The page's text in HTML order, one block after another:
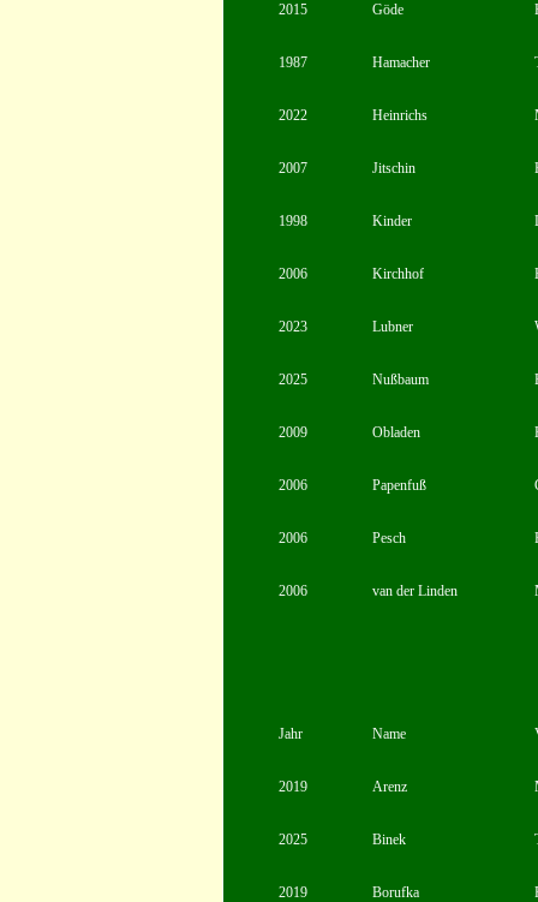
2015 Göde
1987 Hamacher
2022 Heinrichs
2007 Jitschin
1998 Kinder
2006 Kirchhof
2023 Lubner
2025 Nußbaum
2009 Obladen
2006 Papenfuß
2006 Pesch
2006 van der Linden
Jahr Name
2019 Arenz
2025 Binek
2019 Borufka